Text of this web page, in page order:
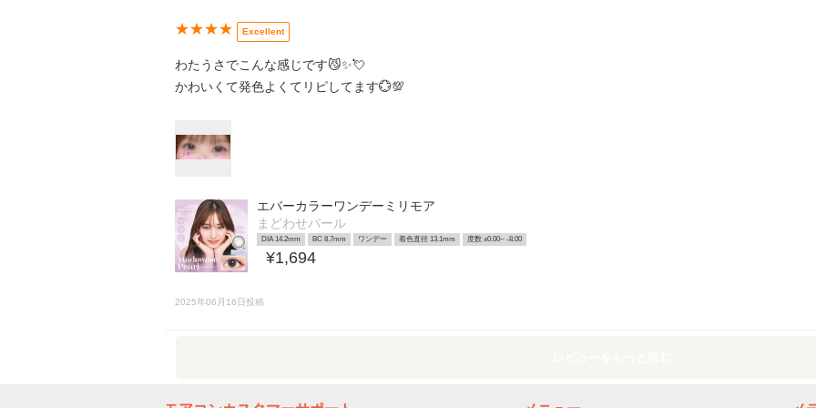
★★★★ Excellent
わたうさでこんな感じです😼✨💘
かわいくて発色よくてリピしてます💮💯
エバーカラーワンデーミリモア
まどわせパール
DIA 14.2mm BC 8.7mm ワンデー 着色直径 13.1mm 度数 ±0.00~ -8.00
¥1,694
2025年06月16日投稿